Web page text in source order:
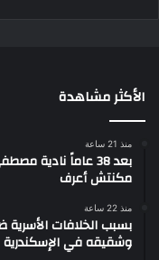
الأكثر مشاهدة
منذ 21 ساعة
بعد 38 عاماً
مكنتش أعرف
منذ 22 ساعة
بسبب الخلافات الأسرية
وشقيقه في الإسكندرية